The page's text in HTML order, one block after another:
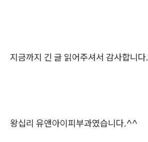
지금까지 긴 글 읽어주셔서 감사합니다.
왕십리 유앤아이피부과였습니다.^^